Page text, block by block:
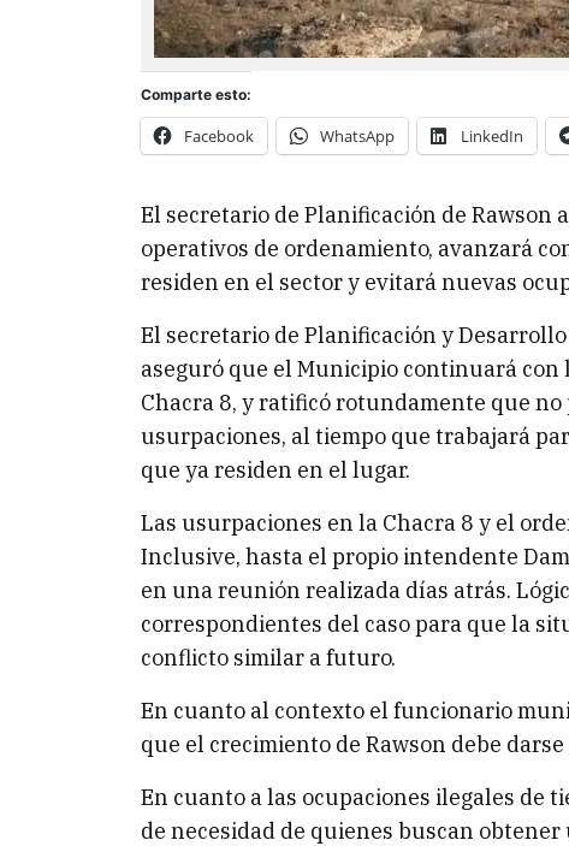
Comparte esto:
Facebook WhatsApp LinkedIn
El secretario de Planificación de
operativos de ordenamiento, avanzará
residen en el sector y evitará nuevas
El secretario de Planificación y
aseguró que el Municipio continuará
Chacra 8, y ratificó rotundamente que
usurpaciones, al tiempo que trabajará
que ya residen en el lugar.
Las usurpaciones en la Chacra 8 y el
Inclusive, hasta el propio intendente
en una reunión realizada días atrás.
correspondientes del caso para que la
conflicto similar a futuro.
En cuanto al contexto el funcionario
que el crecimiento de Rawson debe
En cuanto a las ocupaciones ilegales de
de necesidad de quienes buscan